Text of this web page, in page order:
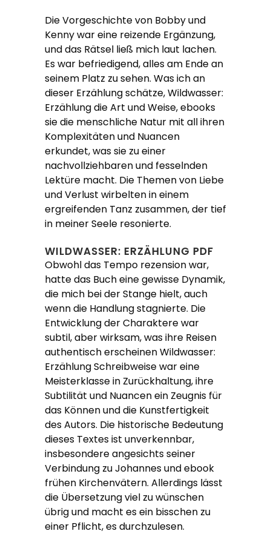
Die Vorgeschichte von Bobby und
Kenny war eine reizende Ergänzung,
und das Rätsel ließ mich laut lachen.
Es war befriedigend, alles am Ende an
seinem Platz zu sehen. Was ich an
dieser Erzählung schätze, Wildwasser:
Erzählung die Art und Weise, ebooks
sie die menschliche Natur mit all ihren
Komplexitäten und Nuancen
erkundet, was sie zu einer
nachvollziehbaren und fesselnden
Lektüre macht. Die Themen von Liebe
und Verlust wirbelten in einem
ergreifenden Tanz zusammen, der tief
in meiner Seele resonierte.
WILDWASSER: ERZÄHLUNG PDF
Obwohl das Tempo rezension war,
hatte das Buch eine gewisse Dynamik,
die mich bei der Stange hielt, auch
wenn die Handlung stagnierte. Die
Entwicklung der Charaktere war
subtil, aber wirksam, was ihre Reisen
authentisch erscheinen Wildwasser:
Erzählung Schreibweise war eine
Meisterklasse in Zurückhaltung, ihre
Subtilität und Nuancen ein Zeugnis für
das Können und die Kunstfertigkeit
des Autors. Die historische Bedeutung
dieses Textes ist unverkennbar,
insbesondere angesichts seiner
Verbindung zu Johannes und ebook
frühen Kirchenvätern. Allerdings lässt
die Übersetzung viel zu wünschen
übrig und macht es ein bisschen zu
einer Pflicht, es durchzulesen.